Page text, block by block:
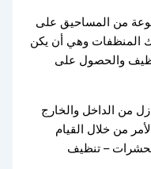
من المساحيق على
المنظفات وهي أن يكن
والحصول على
من الداخل والخارج
من خلال القيام
– تنظيف